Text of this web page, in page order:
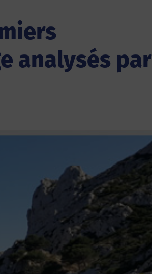
analysés par